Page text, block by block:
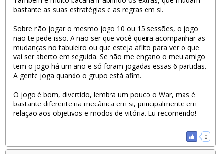
bastante as suas estratégias e as regras em si.
Sobre não jogar o mesmo jogo 10 ou 15 sessões, o jogo
não te pede isso. A não ser que você queira acompanhar as
mudanças no tabuleiro ou que esteja aflito para ver o que
vai ser aberto em seguida. Se não me engano o meu amigo
tem o jogo há um ano e só foram jogadas essas 6 partidas.
A gente joga quando o grupo está afim.
O jogo é bom, divertido, lembra um pouco o War, mas é
bastante diferente na mecânica em si, principalmente em
relação aos objetivos e modos de vitória. Eu recomendo!
0